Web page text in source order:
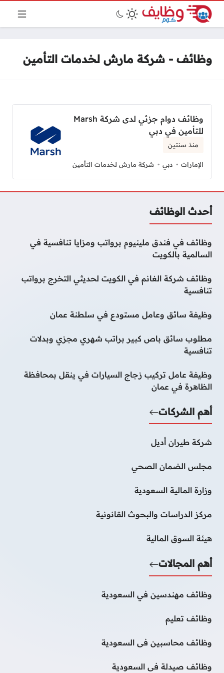
وظائف - شركة مارش لخدمات التأمين
وظائف دوام جزئي لدى شركة Marsh
للتأمين في دبي
منذ سنتين
الإمارات دبي شركة مارش لخدمات التأمين
أحدث الوظائف
وظائف في فندق ملينيوم برواتب ومزايا تنافسية في
السالمية بالكويت
وظائف شركة الغانم في الكويت لحديثي التخرج برواتب
تنافسية
وظيفة سائق وعامل مستودع في سلطنة عمان
مطلوب سائق باص كبير براتب شهري مجزي وبدلات
تنافسية
وظيفة عامل تركيب زجاج السيارات في ينقل بمحافظة
الظاهرة في عمان
أهم الشركات
شركة طيران أديل
مجلس الضمان الصحي
وزارة المالية السعودية
مركز الدراسات والبحوث القانونية
هيئة السوق المالية
أهم المجالات
وظائف مهندسين في السعودية
وظائف تعليم
وظائف محاسبين فى السعودية
وظائف صيدلة فى السعودية